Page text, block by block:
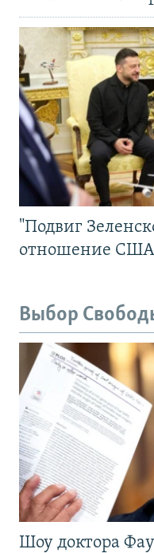
"Подвиг
отношение США
Выбор
Шоу доктора